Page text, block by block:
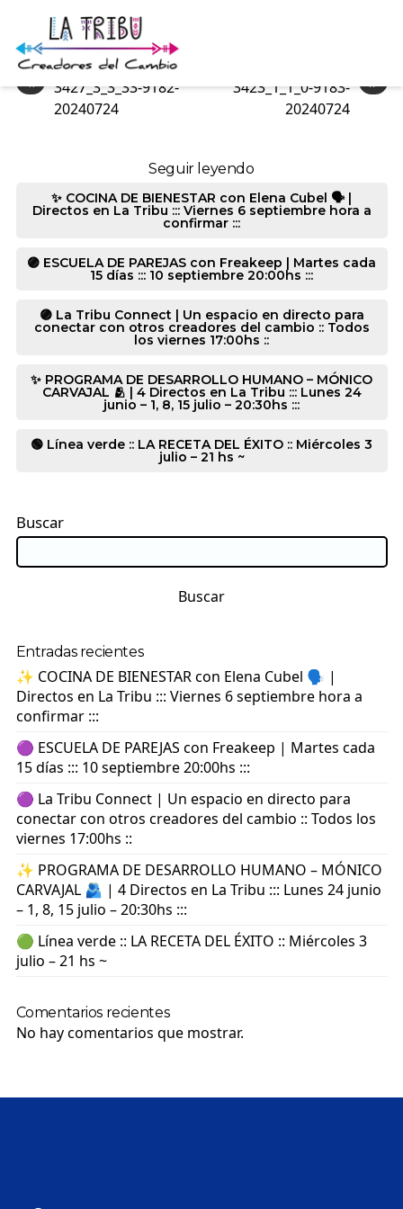
3428_1_2_0-9182-20240724
«
3427_3_3_33-9182-
20240724
»
3423_1_1_0-9183-
20240724
Seguir leyendo
✨ COCINA DE BIENESTAR con Elena Cubel 🗣️ |
Directos en La Tribu ::: Viernes 6 septiembre hora a
confirmar :::
🟣 ESCUELA DE PAREJAS con Freakeep | Martes cada
15 días ::: 10 septiembre 20:00hs :::
🟣 La Tribu Connect | Un espacio en directo para
conectar con otros creadores del cambio :: Todos
los viernes 17:00hs ::
✨ PROGRAMA DE DESARROLLO HUMANO – MÓNICO
CARVAJAL 🫂 | 4 Directos en La Tribu ::: Lunes 24
junio – 1, 8, 15 julio – 20:30hs :::
🟢 Línea verde :: LA RECETA DEL ÉXITO :: Miércoles 3
julio – 21 hs ~
Buscar
Buscar
Entradas recientes
✨ COCINA DE BIENESTAR con Elena Cubel 🗣️ |
Directos en La Tribu ::: Viernes 6 septiembre hora a
confirmar :::
🟣 ESCUELA DE PAREJAS con Freakeep | Martes cada
15 días ::: 10 septiembre 20:00hs :::
🟣 La Tribu Connect | Un espacio en directo para
conectar con otros creadores del cambio :: Todos los
viernes 17:00hs ::
✨ PROGRAMA DE DESARROLLO HUMANO – MÓNICO
CARVAJAL 🫂 | 4 Directos en La Tribu ::: Lunes 24 junio
– 1, 8, 15 julio – 20:30hs :::
🟢 Línea verde :: LA RECETA DEL ÉXITO :: Miércoles 3
julio – 21 hs ~
Comentarios recientes
No hay comentarios que mostrar.